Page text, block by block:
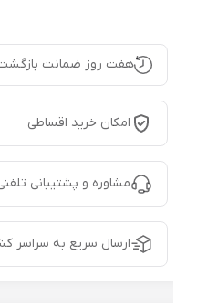
هفت روز ضمانت بازگشت کالا
امکان خرید اقساطی
مشاوره و پشتیبانی تلفنی
ارسال سریع به سراسر کشور